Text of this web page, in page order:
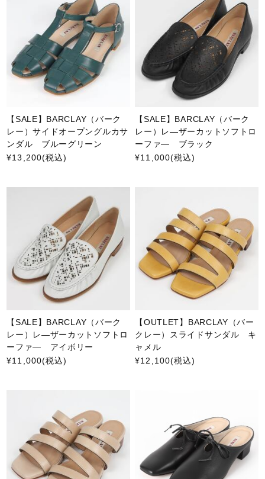
【SALE】BARCLAY（バーク
レー）サイドオープングルカサ
ンダル ブルーグリーン
¥13,200(税込)
【SALE】BARCLAY（バーク
レー）レ―ザーカットソフトロ
ーファ― ブラック
¥11,000(税込)
【SALE】BARCLAY（バーク
レー）レ―ザーカットソフトロ
ーファ― アイボリー
¥11,000(税込)
【OUTLET】BARCLAY（バー
クレー）スライドサンダル キ
ャメル
¥12,100(税込)